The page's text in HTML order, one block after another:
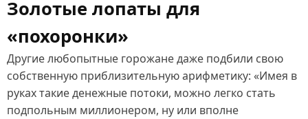
Золотые лопаты для
«похоронки»
Другие любопытные горожане даже подбили свою
собственную приблизительную арифметику: «Имея в
руках такие денежные потоки, можно легко стать
подпольным миллионером, ну или вполне